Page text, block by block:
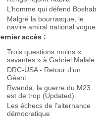
L’homme qui défend Boshab
Malgré la bourrasque, le
navire amiral national vogue
accès :
Trois questions moins «
savantes » à Gabriel Malale
DRC-USA - Retour d’un
Géant
Rwanda, la guerre du M23
est de trop (Updated).
Les échecs de l’alternance
démocratique